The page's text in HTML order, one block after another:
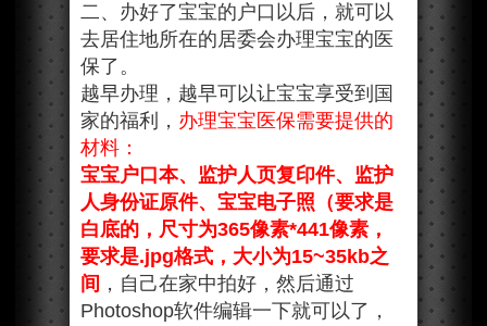
二、办好了宝宝的户口以后，就可以
去居住地所在的居委会办理宝宝的医
保了。
越早办理，越早可以让宝宝享受到国
家的福利， 办理宝宝医保需要提供的
材料：
宝宝户口本、监护人页复印件、监护
人身份证原件、宝宝电子照（要求是
白底的，尺寸为365像素*441像素，
要求是.jpg格式，大小为15~35kb之
间 ，自己在家中拍好，然后通过
Photoshop软件编辑一下就可以了，